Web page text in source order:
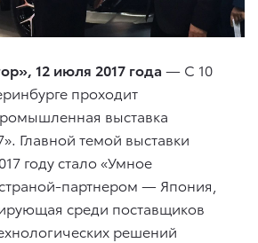
12 июля 2017 года — С 10
проходит
выставка
Главной темой выставки
году стало «Умное
партнером — Япония,
среди поставщиков
решений